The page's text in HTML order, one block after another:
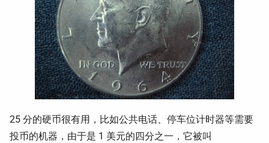
25 分的硬币很有用，比如公共电话、停车位计时器等需要
投币的机器，由于是 1 美元的四分之一，它被叫